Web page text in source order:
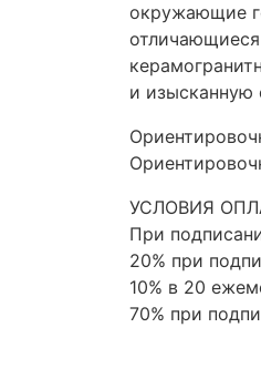
окружающие
и изысканную
УСЛОВИЯ
При
20% при
10% в 20
70% при